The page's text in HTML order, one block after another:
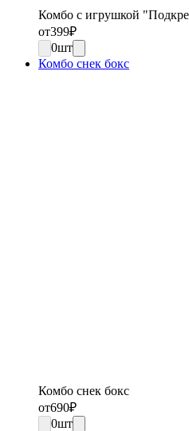
Комбо с игрушкой
от399₽
0шт
Комбо снек бокс
Комбо снек бокс
от690₽
0шт